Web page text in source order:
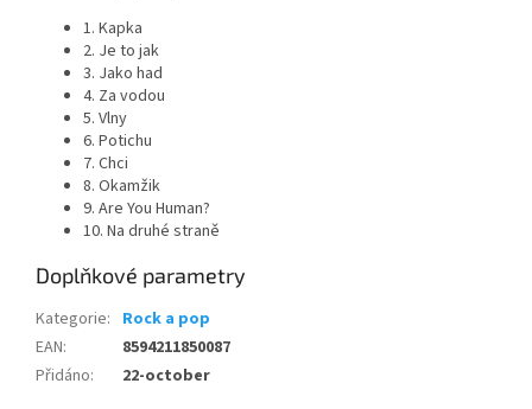
1. Kapka
2. Je to jak
3. Jako had
4. Za vodou
5. Vlny
6. Potichu
7. Chci
8. Okamžik
9. Are You Human?
10. Na druhé straně
Doplňkové parametry
Kategorie: Rock a pop
EAN:
8594211850087
Přidáno: 22-october